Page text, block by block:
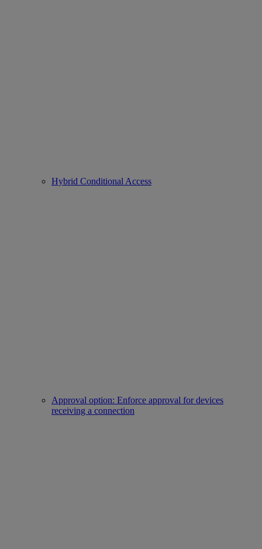
Hybrid Conditional Access
Approval option: Enforce approval for devices
receiving a connection